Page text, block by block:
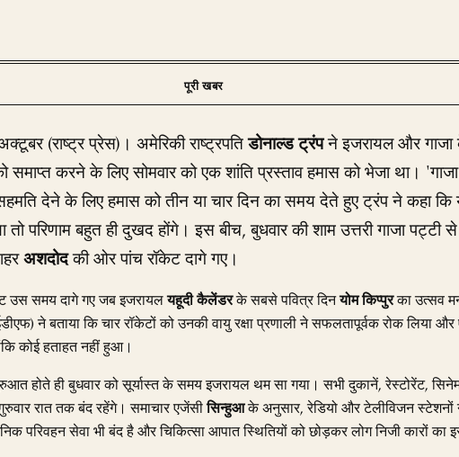
(राष्ट्र प्रेस)। अमेरिकी राष्ट्रपतिडोनाल्ड ट्रंपने इजरायल और गाजा
समाप्त करने के लिए सोमवार को एक शांति प्रस्ताव हमास को भेजा था।
देने के लिए हमास को तीन या चार दिन का समय देते हुए ट्रंप ने कहा कि
परिणाम बहुत ही दुखद होंगे। इस बीच, बुधवार की शाम उत्तरी गाजा पट्टी से
अशदोदकी ओर पांच रॉकेट दागे गए।
उस समय दागे गए जब इजरायलयहूदी कैलेंडरके सबसे पवित्र दिनयोम किप्पुरका उत्सव
ने बताया कि चार रॉकेटों को उनकी वायु रक्षा प्रणाली ने सफलतापूर्वक रोक लिया
कोई हताहत नहीं हुआ।
होते ही बुधवार को सूर्यास्त के समय इजरायल थम सा गया। सभी दुकानें, रेस्टोरेंट,
रात तक बंद रहेंगे। समाचार एजेंसीसिन्हुआके अनुसार, रेडियो और टेलीविजन स्टेशनों
परिवहन सेवा भी बंद है और चिकित्सा आपात स्थितियों को छोड़कर लोग निजी कारों का